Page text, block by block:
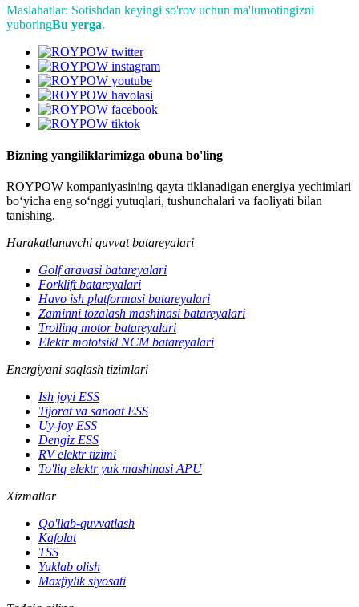
Maslahatlar: Sotishdan keyingi so'rov uchun ma'lumotingizni
yuboringBu yerga.
Bizning yangiliklarimizga obuna bo'ling
ROYPOW kompaniyasining qayta tiklanadigan energiya yechimlari
bo‘yicha eng so‘nggi yutuqlari, tushunchalari va faoliyati bilan
tanishing.
Harakatlanuvchi quvvat batareyalari
Golf aravasi batareyalari
Forklift batareyalari
Havo ish platformasi batareyalari
Zaminni tozalash mashinasi batareyalari
Trolling motor batareyalari
Elektr mototsikl NCM batareyalari
Energiyani saqlash tizimlari
Ish joyi ESS
Tijorat va sanoat ESS
Uy-joy ESS
Dengiz ESS
RV elektr tizimi
To'liq elektr yuk mashinasi APU
Xizmatlar
Qo'llab-quvvatlash
Kafolat
TSS
Yuklab olish
Maxfiylik siyosati